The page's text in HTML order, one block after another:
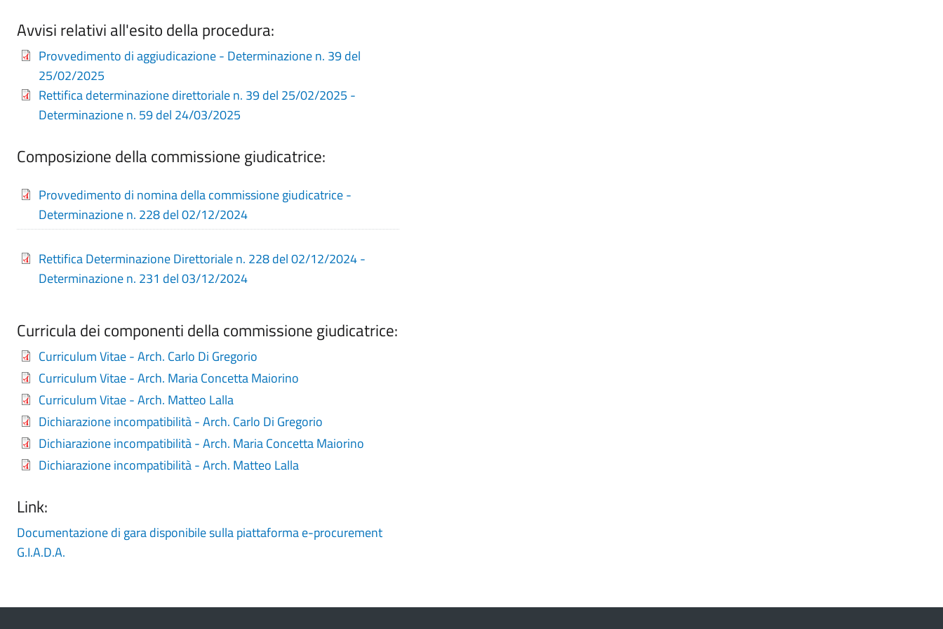
Avvisi relativi all'esito della procedura:
Provvedimento di aggiudicazione - Determinazione n. 39 del
25/02/2025
Rettifica determinazione direttoriale n. 39 del 25/02/2025 -
Determinazione n. 59 del 24/03/2025
Composizione della commissione giudicatrice:
Provvedimento di nomina della commissione giudicatrice -
Determinazione n. 228 del 02/12/2024
Rettifica Determinazione Direttoriale n. 228 del 02/12/2024 -
Determinazione n. 231 del 03/12/2024
Curricula dei componenti della commissione giudicatrice:
Curriculum Vitae - Arch. Carlo Di Gregorio
Curriculum Vitae - Arch. Maria Concetta Maiorino
Curriculum Vitae - Arch. Matteo Lalla
Dichiarazione incompatibilità - Arch. Carlo Di Gregorio
Dichiarazione incompatibilità - Arch. Maria Concetta Maiorino
Dichiarazione incompatibilità - Arch. Matteo Lalla
Link:
Documentazione di gara disponibile sulla piattaforma e-procurement
G.I.A.D.A.